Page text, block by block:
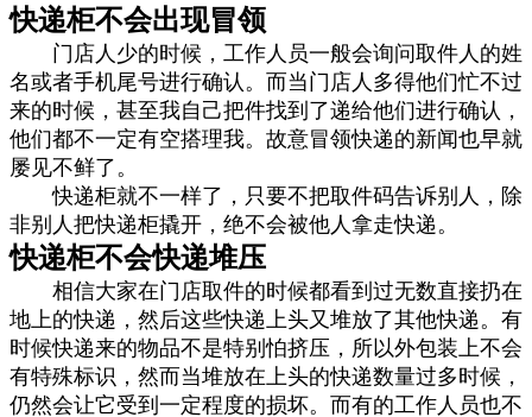
快递柜不会出现冒领
门店人少的时候，工作人员一般会询问取件人的姓
名或者手机尾号进行确认。而当门店人多得他们忙不过
来的时候，甚至我自己把件找到了递给他们进行确认，
他们都不一定有空搭理我。故意冒领快递的新闻也早就
屡见不鲜了。
快递柜就不一样了，只要不把取件码告诉别人，除
非别人把快递柜撬开，绝不会被他人拿走快递。
快递柜不会快递堆压
相信大家在门店取件的时候都看到过无数直接扔在
地上的快递，然后这些快递上头又堆放了其他快递。有
时候快递来的物品不是特别怕挤压，所以外包装上不会
有特殊标识，然而当堆放在上头的快递数量过多时候，
仍然会让它受到一定程度的损坏。而有的工作人员也不